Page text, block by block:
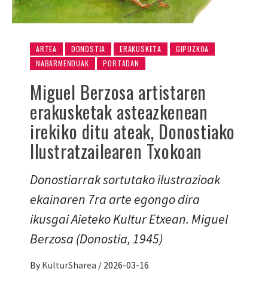
ARTEA DONOSTIA ERAKUSKETA
GIPUZKOA
NABARMENDUAK
PORTADAN
Miguel Berzosa artistaren
erakusketak asteazkenean
irekiko ditu ateak, Donostiako
Ilustratzailearen Txokoan
Donostiarrak sortutako ilustrazioak
ekainaren 7ra arte egongo dira
ikusgai Aieteko Kultur Etxean. Miguel
Berzosa (Donostia, 1945)
By KulturSharea / 2026-03-16